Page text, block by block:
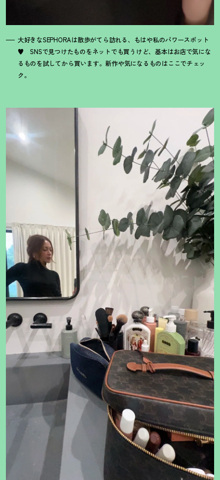
大好きなSEPHORAは散歩がてら訪れる、もはや私のパワースポット
♥ SNSで見つけたものをネットでも買うけど、基本はお店で気にな
るものを試してから買います。新作や気になるものはここでチェッ
ク。